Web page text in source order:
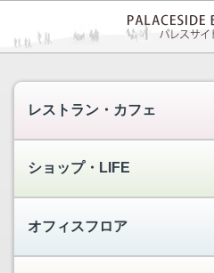
レストラン・カフェ
ショップ・LIFE
オフィスフロア